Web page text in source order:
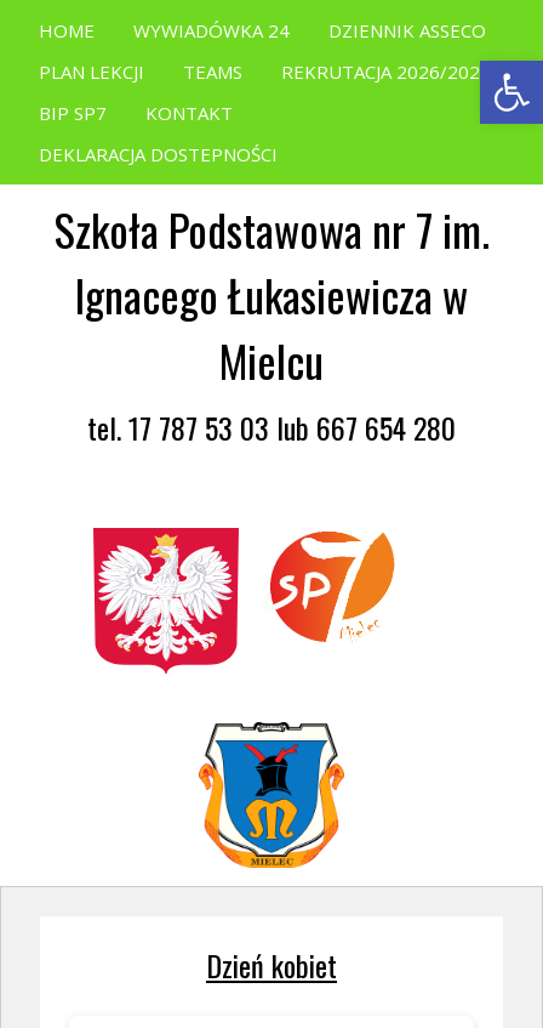
HOME WYWIADÓWKA 24
DZIENNIK ASSECO
PLAN LEKCJI
TEAMS
REKRUTACJA 2026/2027
BIP SP7
KONTAKT
DEKLARACJA DOSTEPNOŚCI
Szkoła Podstawowa nr 7 im.
Ignacego Łukasiewicza w
Mielcu
tel. 17 787 53 03 lub 667 654 280
Dzień kobiet